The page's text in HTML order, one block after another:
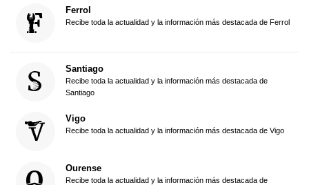
Ferrol
Recibe toda la actualidad y la información más destacada de Ferrol
Santiago
Recibe toda la actualidad y la información más destacada de
Santiago
Vigo
Recibe toda la actualidad y la información más destacada de Vigo
Ourense
Recibe toda la actualidad y la información más destacada de